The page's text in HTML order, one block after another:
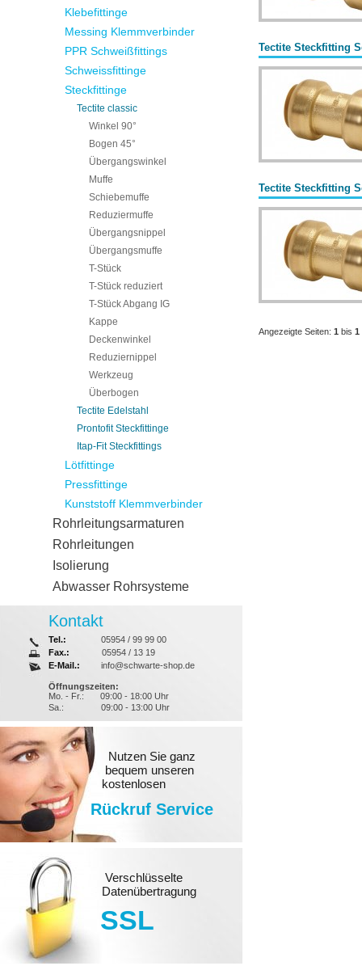
Tectite Steckfitting
Tectite Steckfitting
Angezeigte Seiten: 1 bis 1
Klebefittinge
Messing Klemmverbinder
PPR Schweißfittings
Schweissfittinge
Steckfittinge
Tectite classic
Winkel 90°
Bogen 45°
Übergangswinkel
Muffe
Schiebemuffe
Reduziermuffe
Übergangsnippel
Übergangsmuffe
T-Stück
T-Stück reduziert
T-Stück Abgang IG
Kappe
Deckenwinkel
Reduziernippel
Werkzeug
Überbogen
Tectite Edelstahl
Prontofit Steckfittinge
Itap-Fit Steckfittings
Lötfittinge
Pressfittinge
Kunststoff Klemmverbinder
Rohrleitungsarmaturen
Rohrleitungen
Isolierung
Abwasser Rohrsysteme
Kontakt
Tel.:
05954 / 99 99 00
Fax.:
05954 / 13 19
E-Mail.:
info@schwarte-shop.de
Öffnungszeiten:
Mo. - Fr.:
09:00 - 18:00 Uhr
Sa.:
09:00 - 13:00 Uhr
Nutzen Sie ganz
bequem unseren
kostenlosen
Rückruf Service
Verschlüsselte
Datenübertragung
SSL